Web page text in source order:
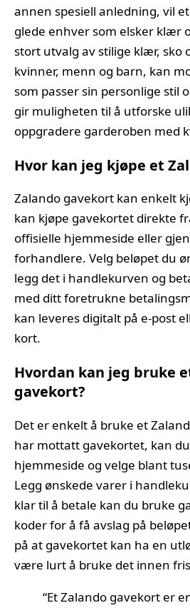
annen spesiell anledning, vil
glede enhver som elsker klær
stort utvalg av stilige klær, sko
kvinner, menn og barn, kan
som passer sin personlige stil
gir muligheten til å utforske
oppgradere garderoben med
Hvor kan jeg kjøpe et
Zalando gavekort kan enkelt
kan kjøpe gavekortet direkte
offisielle hjemmeside eller
forhandlere. Velg beløpet du
legg det i handlekurven og
med ditt foretrukne
kan leveres digitalt på e-post
kort.
Hvordan kan jeg bruke
gavekort?
Det er enkelt å bruke et
har mottatt gavekortet, kan
hjemmeside og velge blant
Legg ønskede varer i
klar til å betale kan du bruke
koder for å få avslag på
på at gavekortet kan ha en
være lurt å bruke det innen
“Et Zalando gavekort er